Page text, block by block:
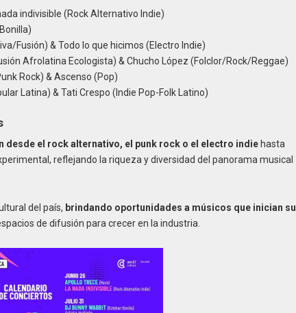
indivisible (Rock Alternativo Indie)
Fusión) & Todo lo que hicimos (Electro Indie)
Afrolatina Ecologista) & Chucho López (Folclor/Rock/Reggae)
Rock) & Ascenso (Pop)
Latina) & Tati Crespo (Indie Pop-Folk Latino)
desde el rock alternativo, el punk rock o el electro indiehasta
reflejando la riqueza y diversidad del panorama musical
del país, brindando oportunidades a músicos que inician su
de difusión para crecer en la industria.